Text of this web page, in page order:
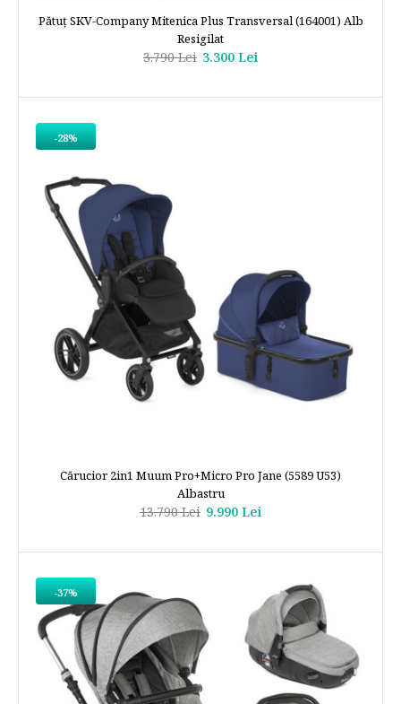
Pătuţ SKV-Company Mitenica Plus Transversal (164001) Alb
Resigilat
3.790 Lei 3.300 Lei
-28%
Cărucior 2in1 Muum Pro+Micro Pro Jane (5589 U53)
Albastru
13.790 Lei 9.990 Lei
-37%